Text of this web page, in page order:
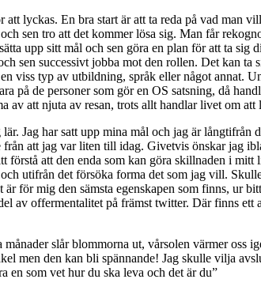
lyckas. En bra start är att ta reda på vad man
sen tro att det kommer lösa sig. Man får
upp sitt mål och sen göra en plan för att ta
sen successivt jobba mot den rollen. Det kan
viss typ av utbildning, språk eller något annat.
på de personer som gör en OS satsning, då
att njuta av resan, trots allt handlar livet om
Jag har satt upp mina mål och jag är
att jag var liten till idag. Givetvis önskar jag
att den enda som kan göra skillnaden i
utifrån det försöka forma det som jag vill.
mig den sämsta egenskapen som finns, ur
av offermentalitet på främst twitter. Där finns
slår blommorna ut, vårsolen värmer oss
men den kan bli spännande! Jag skulle vilja
en som vet hur du ska leva och det är du”